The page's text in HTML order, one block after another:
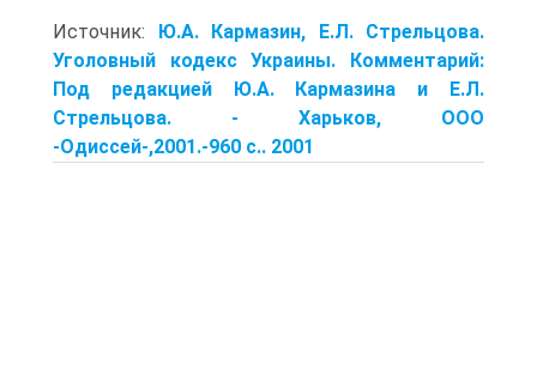
Источник: Ю.А. Кармазин, Е.Л. Стрельцова.
Уголовный кодекс Украины. Комментарий:
Под редакцией Ю.А. Кармазина и Е.Л.
Стрельцова. - Харьков, ООО
-Одиссей-,2001.-960 с.. 2001